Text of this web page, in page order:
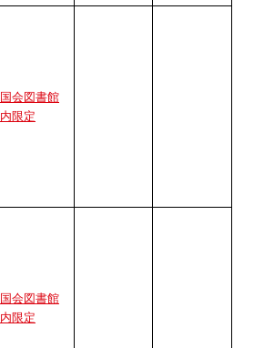
国会図書館
内限定
国会図書館
内限定